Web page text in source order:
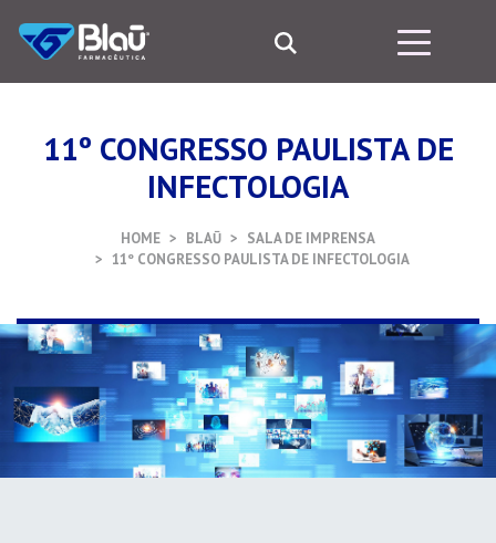
11º CONGRESSO PAULISTA DE
INFECTOLOGIA
HOME BLAŪ
SALA DE IMPRENSA
11º CONGRESSO PAULISTA DE INFECTOLOGIA